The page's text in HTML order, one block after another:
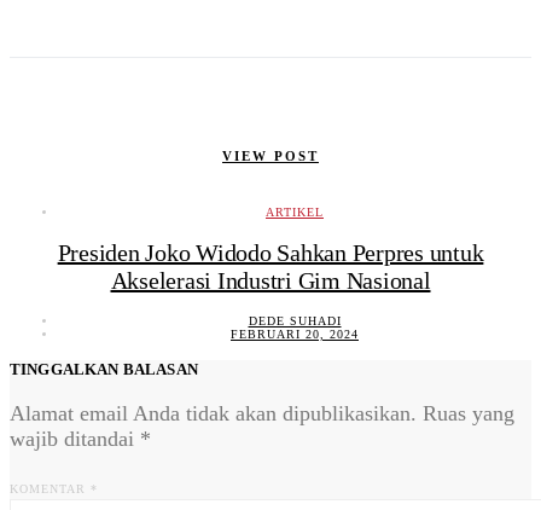
VIEW POST
ARTIKEL
Presiden Joko Widodo Sahkan Perpres untuk
Akselerasi Industri Gim Nasional
DEDE SUHADI
FEBRUARI 20, 2024
TINGGALKAN BALASAN
Alamat email Anda tidak akan dipublikasikan. Ruas yang
wajib ditandai *
KOMENTAR *